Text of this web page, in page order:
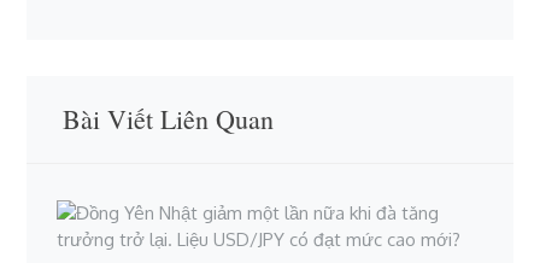
Bài Viết Liên Quan